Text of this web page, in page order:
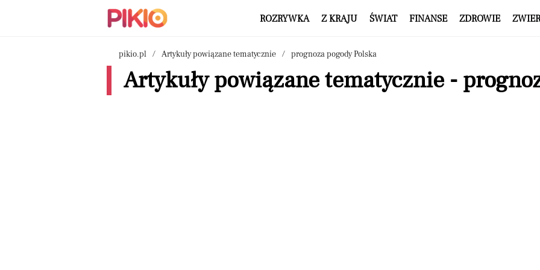
ROZRYWKA Z KRAJU ŚWIAT FINANSE ZDROWIE
pikio.pl Artykuły powiązane tematycznie prognoza pogody Polska
Artykuły powiązane tematycznie -